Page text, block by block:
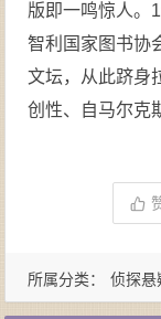
版即一鸣惊人。
智利国家图书协
文坛，从此跻身
创性、自马尔克
所属分类： 侦探悬